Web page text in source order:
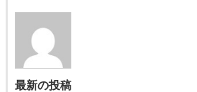
最新の投稿